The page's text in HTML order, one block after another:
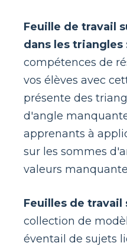
Feuille de travail
dans les triangles
compétences de
vos élèves avec
présente des
d'angle
apprenants à
sur les sommes
valeurs
Feuilles de travail
collection de
éventail de sujets